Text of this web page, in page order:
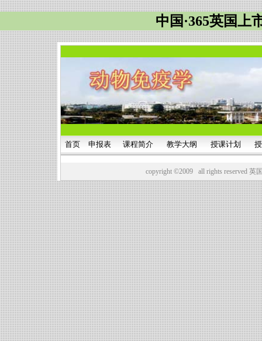
中国·365英国上
首页 申报表 课程简介 教学大纲 授课计划
copyright ©2009 all rights reserved